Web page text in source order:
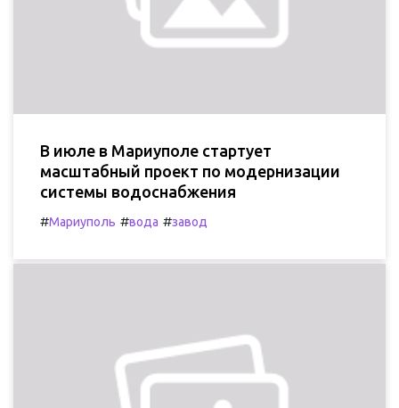
В июле в Мариуполе стартует
масштабный проект по модернизации
системы водоснабжения
#Мариуполь #вода #завод